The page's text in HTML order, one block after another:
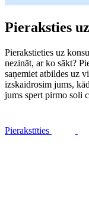
Pieraksties
Pierakstieties uz
nezināt, ar ko sākt?
saņemiet atbildes uz
izskaidrosim jums,
jums spert pirmo soli
Pierakstīties